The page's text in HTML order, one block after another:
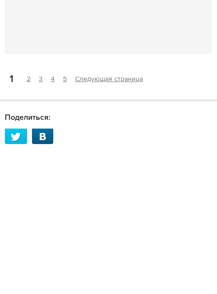
1 2 3 4 5 Следующая страница
Поделиться: